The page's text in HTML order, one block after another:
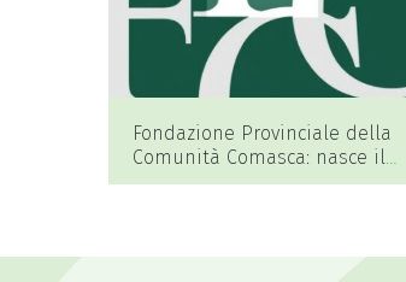
Fondazione Provinciale della
Comunità Comasca: nasce il
Fondo Bruno Dami e Marisa